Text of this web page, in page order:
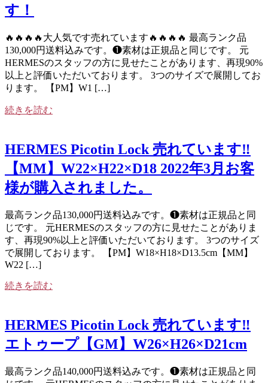
す！
🔥🔥🔥🔥大人気です売れています🔥🔥🔥🔥 最高ランク品
130,000円送料込みです。❶素材は正規品と同じです。 元
HERMESのスタッフの方に見せたことがあります、再現90%
以上と評価いただいております。 3つのサイズで展開してお
ります。 【PM】W1 […]
続きを読む
HERMES Picotin Lock 売れています‼️
【MM】W22×H22×D18 2022年3月お客
様が購入されました。
最高ランク品130,000円送料込みです。❶素材は正規品と同
じです。 元HERMESのスタッフの方に見せたことがありま
す、再現90%以上と評価いただいております。 3つのサイズ
で展開しております。 【PM】W18×H18×D13.5cm【MM】
W22 […]
続きを読む
HERMES Picotin Lock 売れています‼️
エトゥープ【GM】W26×H26×D21cm
最高ランク品140,000円送料込みです。❶素材は正規品と同